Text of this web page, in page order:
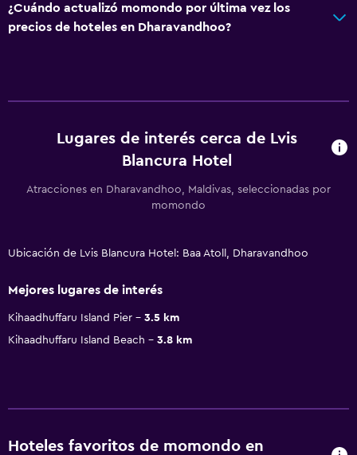
¿Cuándo actualizó momondo por última vez los
precios de hoteles en Dharavandhoo?
Lugares de interés cerca de Lvis
Blancura Hotel
Atracciones en Dharavandhoo, Maldivas, seleccionadas por
momondo
Ubicación de Lvis Blancura Hotel: Baa Atoll, Dharavandhoo
Mejores lugares de interés
Kihaadhuffaru Island Pier
3.5 km
Kihaadhuffaru Island Beach
3.8 km
Hoteles favoritos de momondo en